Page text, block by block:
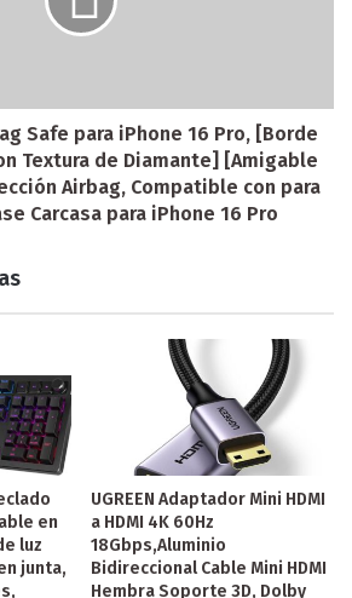
Safe para iPhone 16 Pro, [Borde
Textura de Diamante] [Amigable
Airbag, Compatible con para
Carcasa para iPhone 16 Pro
en
luz
junta,
UGREEN Adaptador Mini HDMI
a HDMI 4K 60Hz
18Gbps,Aluminio
Bidireccional Cable Mini HDMI
Hembra Soporte 3D, Dolby